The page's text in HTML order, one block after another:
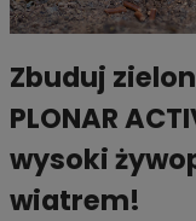
Zbuduj
PLONAR
wysoki
wiatrem!